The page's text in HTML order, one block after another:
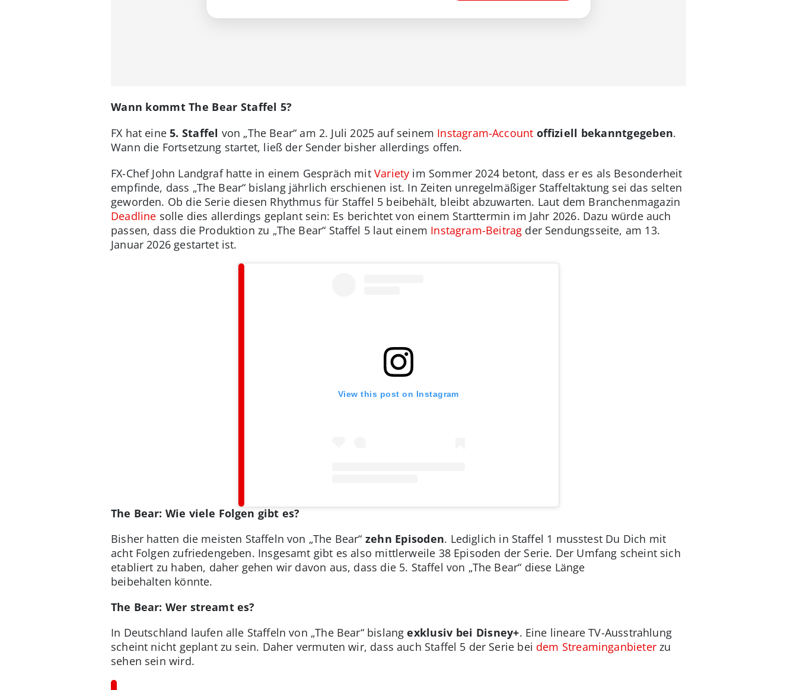
Wann kommt The Bear Staffel 5?
FX hat eine5. Staffel von „The Bear“ am 2. Juli 2025 auf seinem Instagram-Account offiziell bekanntgegeben.
Wann die Fortsetzung startet, ließ der Sender bisher allerdings offen.
FX-Chef John Landgraf hatte in einem Gespräch mit Variety im Sommer 2024 betont, dass er es als Besonderheit
empfinde, dass „The Bear“ bislang jährlich erschienen ist. In Zeiten unregelmäßiger Staffeltaktung sei das selten
geworden. Ob die Serie diesen Rhythmus für Staffel 5 beibehält, bleibt abzuwarten. Laut dem Branchenmagazin
Deadline solle dies allerdings geplant sein: Es berichtet von einem Starttermin im Jahr 2026. Dazu würde auch
passen, dass die Produktion zu „The Bear“ Staffel 5 laut einem Instagram-Beitrag der Sendungsseite, am 13.
Januar 2026 gestartet ist.
View this post on Instagram
The Bear: Wie viele Folgen gibt es?
Bisher hatten die meisten Staffeln von „The Bear“ zehn Episoden. Lediglich in Staffel 1 musstest Du Dich mit
acht Folgen zufriedengeben. Insgesamt gibt es also mittlerweile 38 Episoden der Serie. Der Umfang scheint sich
etabliert zu haben, daher gehen wir davon aus, dass die 5. Staffel von „The Bear“ diese Länge
beibehalten könnte.
The Bear: Wer streamt es?
In Deutschland laufen alle Staffeln von „The Bear“ bislangexklusiv bei Disney+. Eine lineare TV-Ausstrahlung
scheint nicht geplant zu sein. Daher vermuten wir, dass auch Staffel 5 der Serie bei dem Streaminganbieterzu
sehen sein wird.